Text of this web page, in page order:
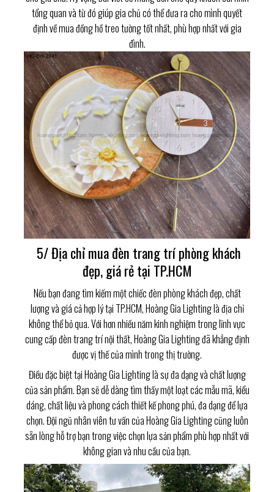
tổng quan và từ đó giúp gia chủ có thể đưa ra cho mình quyết
định về mua đồng hồ treo tường tốt nhất, phù hợp nhất với gia
đình.
5/ Địa chỉ mua đèn trang trí phòng khách
đẹp, giá rẻ tại TP.HCM
Nếu bạn đang tìm kiếm một chiếc đèn phòng khách đẹp, chất
lượng và giá cả hợp lý tại TP.HCM, Hoàng Gia Lighting là địa chỉ
không thể bỏ qua. Với hơn nhiều năm kinh nghiệm trong lĩnh vực
cung cấp đèn trang trí nội thất, Hoàng Gia Lighting đã khẳng định
được vị thế của mình trong thị trường.
Điều đặc biệt tại Hoàng Gia Lighting là sự đa dạng và chất lượng
của sản phẩm. Bạn sẽ dễ dàng tìm thấy một loạt các mẫu mã, kiểu
dáng, chất liệu và phong cách thiết kế phong phú, đa dạng để lựa
chọn. Đội ngũ nhân viên tư vấn của Hoàng Gia Lighting cũng luôn
sẵn lòng hỗ trợ bạn trong việc chọn lựa sản phẩm phù hợp nhất với
không gian và nhu cầu của bạn.